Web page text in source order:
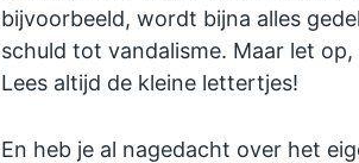
bijvoorbeeld, wordt bijna alles
schuld tot vandalisme. Maar let
Lees altijd de kleine lettertjes!
En heb je al nagedacht over het